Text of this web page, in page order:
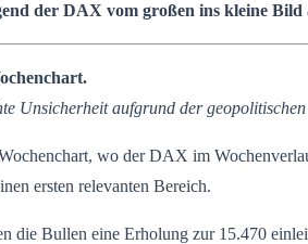
der DAX vom großen ins kleine Bild
Unsicherheit aufgrund der
wo der DAX im
ersten relevanten Bereich.
die Bullen eine Erholung zur 15.470